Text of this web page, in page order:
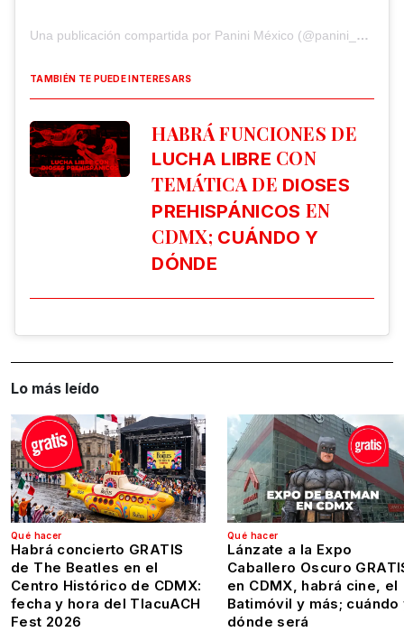
Una publicación compartida por Panini México (@panini_mx)
TAMBIÉN TE PUEDE INTERESARS
HABRÁ FUNCIONES DE
LUCHA LIBRE CON
TEMÁTICA DE DIOSES
PREHISPÁNICOS EN
CDMX; CUÁNDO Y
DÓNDE
Lo más leído
Qué hacer
Habrá concierto GRATIS
de The Beatles en el
Centro Histórico de CDMX:
fecha y hora del TlacuACH
Fest 2026
Qué hacer
Lánzate a la Expo
Caballero Oscuro
en CDMX, habrá cine, el
Batimóvil y más; cuándo
dónde será